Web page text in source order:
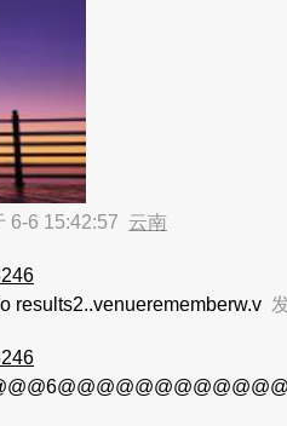
6-6 15:42:57 云南
results2..venuerememberw.v